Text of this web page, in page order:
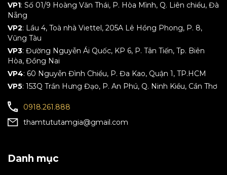
VP1: Số 01/9 Hoàng Văn Thái, P. Hòa Mình, Q. Liên chiểu, Đà
Nẵng
VP2: Lầu 4, Toà nhà Viettel, 205A Lê Hồng Phong, P. 8,
Vũng Tàu
VP3: Đường Nguyễn Ái Quốc, KP 6, P. Tân Tiến, Tp. Biên
Hòa, Đồng Nai
VP4: 60 Nguyễn Đình Chiểu, P. Đa Kao, Quận 1, TP.HCM
VP5: 153Q Trần Hưng Đạo, P. An Phú, Q. Ninh Kiều, Cần Thơ
0918.261.888
thamtututamgia@gmail.com
Danh mục